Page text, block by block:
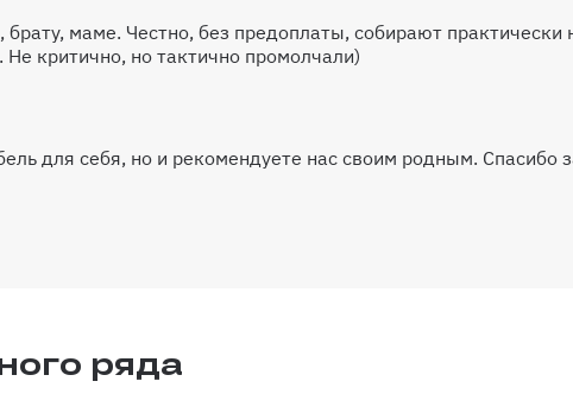
маме. Честно, без предоплаты, собирают практически
критично, но тактично промолчали)
для себя, но и рекомендуете нас своим родным. Спасибо
ряда